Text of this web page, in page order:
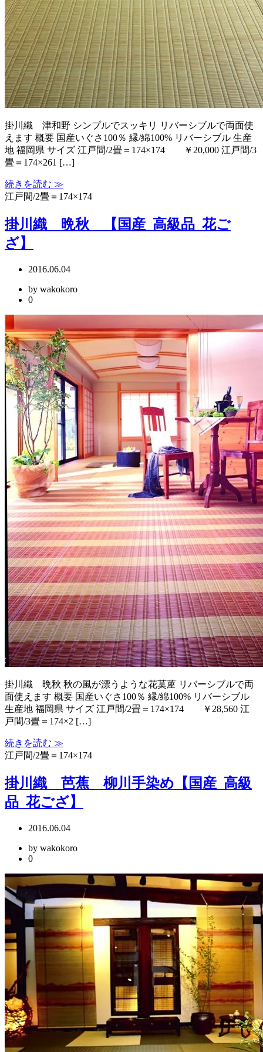
掛川織 津和野 シンプルでスッキリ リバーシブルで両面使
えます 概要 国産いぐさ100％ 縁/綿100% リバーシブル 生産
地 福岡県 サイズ 江戸間/2畳＝174×174 ￥20,000 江戸間/3
畳＝174×261 […]
続きを読む ≫
江戸間/2畳＝174×174
掛川織 晩秋 【国産_高級品_花ご
ざ】
2016.06.04
by wakokoro
0
掛川織 晩秋 秋の風が漂うような花茣蓙 リバーシブルで両
面使えます 概要 国産いぐさ100％ 縁/綿100% リバーシブル
生産地 福岡県 サイズ 江戸間/2畳＝174×174 ￥28,560 江
戸間/3畳＝174×2 […]
続きを読む ≫
江戸間/2畳＝174×174
掛川織 芭蕉 柳川手染め【国産_高級
品_花ござ】
2016.06.04
by wakokoro
0